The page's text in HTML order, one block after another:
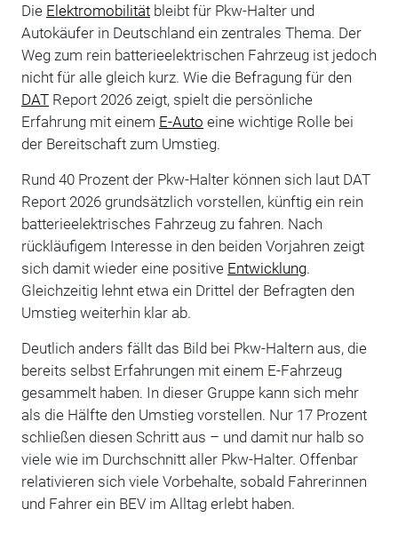
Die Elektromobilitätbleibt für Pkw-Halter und
Autokäufer in Deutschland ein zentrales Thema. Der
Weg zum rein batterieelektrischen Fahrzeug ist jedoch
nicht für alle gleich kurz. Wie die Befragung für den
DATReport 2026 zeigt, spielt die persönliche
Erfahrung mit einem E-Auto eine wichtige Rolle bei
der Bereitschaft zum Umstieg.
Rund 40 Prozent der Pkw-Halter können sich laut DAT
Report 2026 grundsätzlich vorstellen, künftig ein rein
batterieelektrisches Fahrzeug zu fahren. Nach
rückläufigem Interesse in den beiden Vorjahren zeigt
sich damit wieder eine positive Entwicklung.
Gleichzeitig lehnt etwa ein Drittel der Befragten den
Umstieg weiterhin klar ab.
Deutlich anders fällt das Bild bei Pkw-Haltern aus, die
bereits selbst Erfahrungen mit einem E-Fahrzeug
gesammelt haben. In dieser Gruppe kann sich mehr
als die Hälfte den Umstieg vorstellen. Nur 17 Prozent
schließen diesen Schritt aus – und damit nur halb so
viele wie im Durchschnitt aller Pkw-Halter. Offenbar
relativieren sich viele Vorbehalte, sobald Fahrerinnen
und Fahrer ein BEV im Alltag erlebt haben.